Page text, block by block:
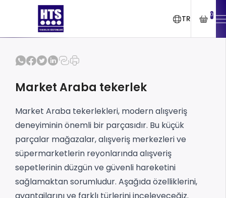
TR 0
Market Araba tekerlek
Market Araba tekerlekleri, modern alışveriş
deneyiminin önemli bir parçasıdır. Bu küçük
parçalar mağazalar, alışveriş merkezleri ve
süpermarketlerin reyonlarında alışveriş
sepetlerinin düzgün ve güvenli hareketini
sağlamaktan sorumludur. Aşağıda özelliklerini,